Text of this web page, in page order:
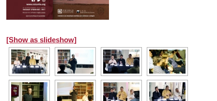
[Show as slideshow]